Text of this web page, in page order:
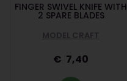
FINGER SWIVEL KNIFE WITH
2 SPARE BLADES
MODEL CRAFT
7,40